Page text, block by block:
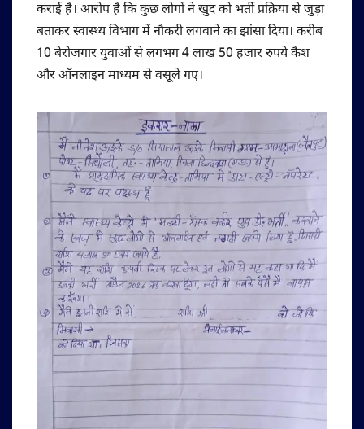
कराई है। आरोप है कि कुछ लोगों ने खुद को भर्ती प्रक्रिया से जुड़ा
बताकर स्वास्थ्य विभाग में नौकरी लगवाने का झांसा दिया। करीब
10 बेरोजगार युवाओं से लगभग 4 लाख 50 हजार रुपये कैश
और ऑनलाइन माध्यम से वसूले गए।